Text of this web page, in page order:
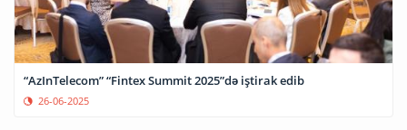
“AzInTelecom” “Fintex Summit 2025”də iştirak edib
26-06-2025